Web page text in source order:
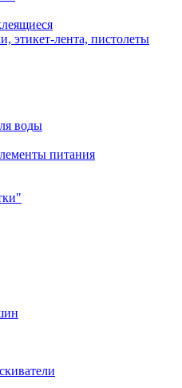
этикет-лента, пистолеты
воды
питания